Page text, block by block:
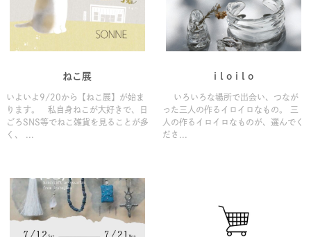
ねこ展
いよいよ9/20から【ねこ展】が始ま
ります。 私自身ねこが大好きで、日
ごろSNS等でねこ雑貨を見ることが多
く、 ...
i l o i l o
いろいろな場所で出会い、つなが
った三人の作るイロイロなもの。 三
人の作るイロイロなものが、選んでく
ださ...